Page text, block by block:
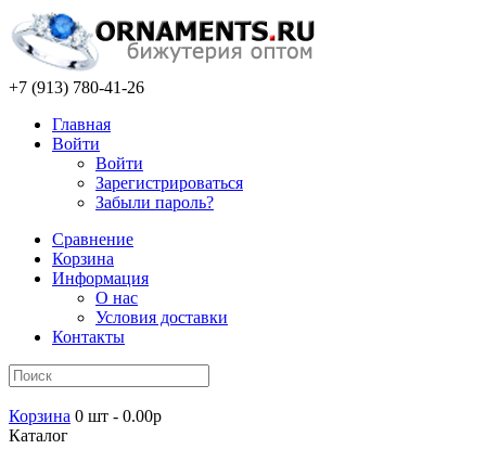
+7 (913) 780-41-26
Главная
Войти
Войти
Зарегистрироваться
Забыли пароль?
Сравнение
Корзина
Информация
О нас
Условия доставки
Контакты
Корзина 0 шт - 0.00р
Каталог